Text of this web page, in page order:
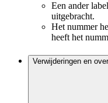
Een ander
uitgebracht.
Het nummer
heeft het
Verwijderingen en